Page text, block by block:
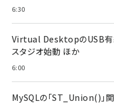
6:30
Virtual DesktopのUSB有
スタジオ始動 ほか
6:00
MySQLの「ST_Union()」